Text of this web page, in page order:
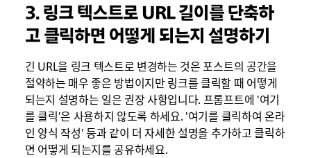
3.링크 텍스트로 URL 길이를 단축하
고 클릭하면 어떻게 되는지 설명하기
긴 URL을 링크 텍스트로 변경하는 것은 포스트의 공간을
절약하는 매우 좋은 방법이지만 링크를 클릭할 때 어떻게
되는지 설명하는 일은 권장 사항입니다. 프롬프트에 '여기
를 클릭'은 사용하지 않도록 하세요. '여기를 클릭하여 온라
인 양식 작성' 등과 같이 더 자세한 설명을 추가하고 클릭하
면 어떻게 되는지를 공유하세요.